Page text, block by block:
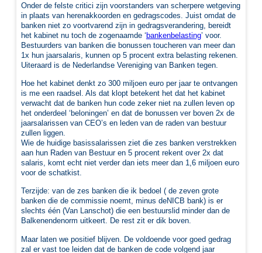
Onder de felste critici zijn voorstanders van scherpere wetgeving
in plaats van herenakkoorden en gedragscodes. Juist omdat de
banken niet zo voortvarend zijn in gedragsverandering, bereidt
het kabinet nu toch de zogenaamde ‘bankenbelasting’ voor.
Bestuurders van banken die bonussen toucheren van meer dan
1x hun jaarsalaris, kunnen op 5 procent extra belasting rekenen.
Uiteraard is de Nederlandse Vereniging van Banken tegen.
Hoe het kabinet denkt zo 300 miljoen euro per jaar te ontvangen
is me een raadsel. Als dat klopt betekent het dat het kabinet
verwacht dat de banken hun code zeker niet na zullen leven op
het onderdeel ‘beloningen’ en dat de bonussen ver boven 2x de
jaarsalarissen van CEO’s en leden van de raden van bestuur
zullen liggen.
Wie de huidige basissalarissen ziet die zes banken verstrekken
aan hun Raden van Bestuur en 5 procent rekent over 2x dat
salaris, komt echt niet verder dan iets meer dan 1,6 miljoen euro
voor de schatkist.
Terzijde: van de zes banken die ik bedoel ( de zeven grote
banken die de commissie noemt, minus deNICB bank) is er
slechts één (Van Lanschot) die een bestuurslid minder dan de
Balkenendenorm uitkeert. De rest zit er dik boven.
Maar laten we positief blijven. De voldoende voor goed gedrag
zal er vast toe leiden dat de banken de code volgend jaar